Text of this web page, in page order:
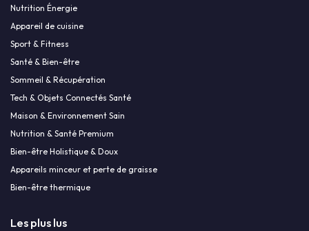
Nutrition Énergie
Appareil de cuisine
Sport & Fitness
Santé & Bien-être
Sommeil & Récupération
Tech & Objets Connectés Santé
Maison & Environnement Sain
Nutrition & Santé Premium
Bien-être Holistique & Doux
Appareils minceur et perte de graisse
Bien-être thermique
Les plus lus